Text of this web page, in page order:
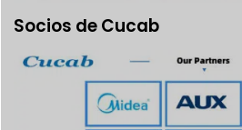
Socios de Cucab